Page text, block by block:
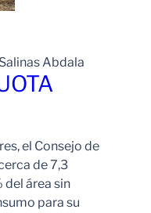
Abdala
el Consejo de
de 7,3
del área sin
para su